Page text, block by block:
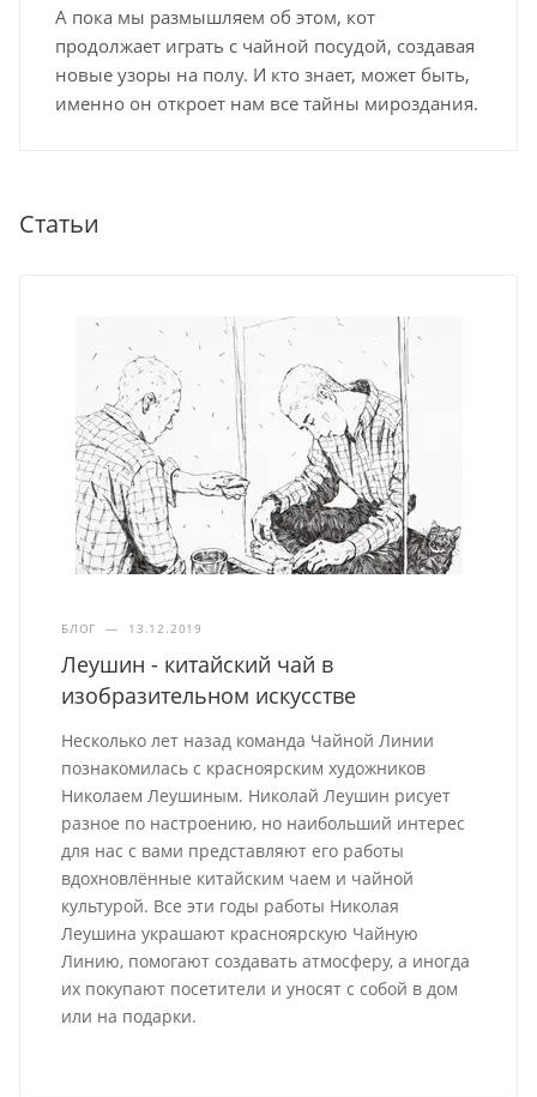
А пока мы размышляем об этом, кот
продолжает играть с чайной посудой, создавая
новые узоры на полу. И кто знает, может быть,
именно он откроет нам все тайны мироздания.
Статьи
БЛОГ — 13.12.2019
Леушин - китайский чай в
изобразительном искусстве
Несколько лет назад команда Чайной Линии
познакомилась с красноярским художников
Николаем Леушиным. Николай Леушин рисует
разное по настроению, но наибольший интерес
для нас с вами представляют его работы
вдохновлённые китайским чаем и чайной
культурой. Все эти годы работы Николая
Леушина украшают красноярскую Чайную
Линию, помогают создавать атмосферу, а иногда
их покупают посетители и уносят с собой в дом
или на подарки.